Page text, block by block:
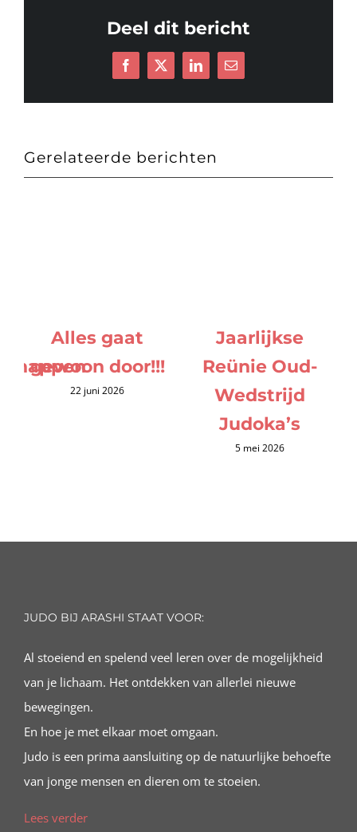
Deel dit bericht
Facebook
X LinkedIn
E-
mail
Gerelateerde berichten
Alles gaat
gewoon door!!!
22 juni 2026
Jaarlijkse
Reünie Oud-
Wedstrijd
Judoka’s
5 mei 2026
JUDO BIJ ARASHI STAAT VOOR:
Al stoeiend en spelend veel leren over de mogelijkheid
van je lichaam. Het ontdekken van allerlei nieuwe
bewegingen.
En hoe je met elkaar moet omgaan.
Judo is een prima aansluiting op de natuurlijke behoefte
van jonge mensen en dieren om te stoeien.
Lees verder